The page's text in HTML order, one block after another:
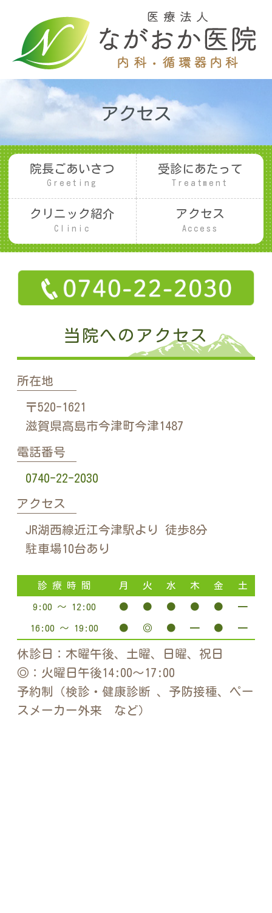
アクセス
院長ごあいさつ
Greeting
受診にあたって
Treatment
クリニック紹介
Clinic
アクセス
Access
当院へのアクセス
所在地
〒520-1621
滋賀県高島市今津町今津1487
電話番号
0740-22-2030
アクセス
JR湖西線近江今津駅より 徒歩8分
駐車場10台あり
診 療 時 間 月 火 水 木 金 土
9:00 ～ 12:00 ● ● ● ● ● ━
16:00 ～ 19:00 ● ◎ ● ━ ● ━
休診日：木曜午後、土曜、日曜、祝日
◎：火曜日午後14:00～17:00
予約制（検診・健康診断 、予防接種、ペー
スメーカー外来 など）